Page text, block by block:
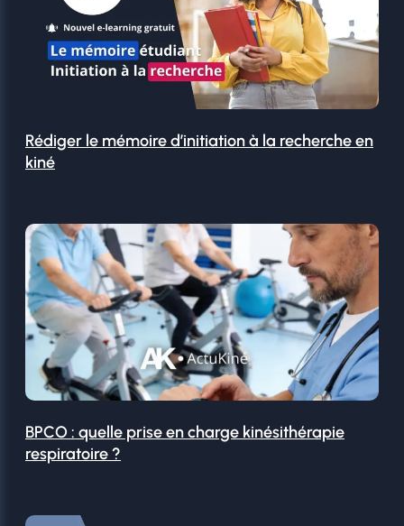
Rédiger le mémoire d’initiation à la recherche en
kiné
BPCO : quelle prise en charge kinésithérapie
respiratoire ?